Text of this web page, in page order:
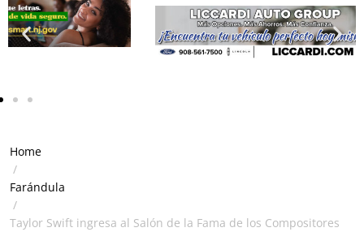
Home
/
Farándula
/
Taylor Swift ingresa al Salón de la Fama de los Compositores